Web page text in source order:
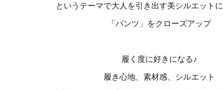
というテーマで大人を引き出す美シルエット
「パンツ」をクローズアップ
履く度に好きになる♪
履き心地、素材感、シルエット